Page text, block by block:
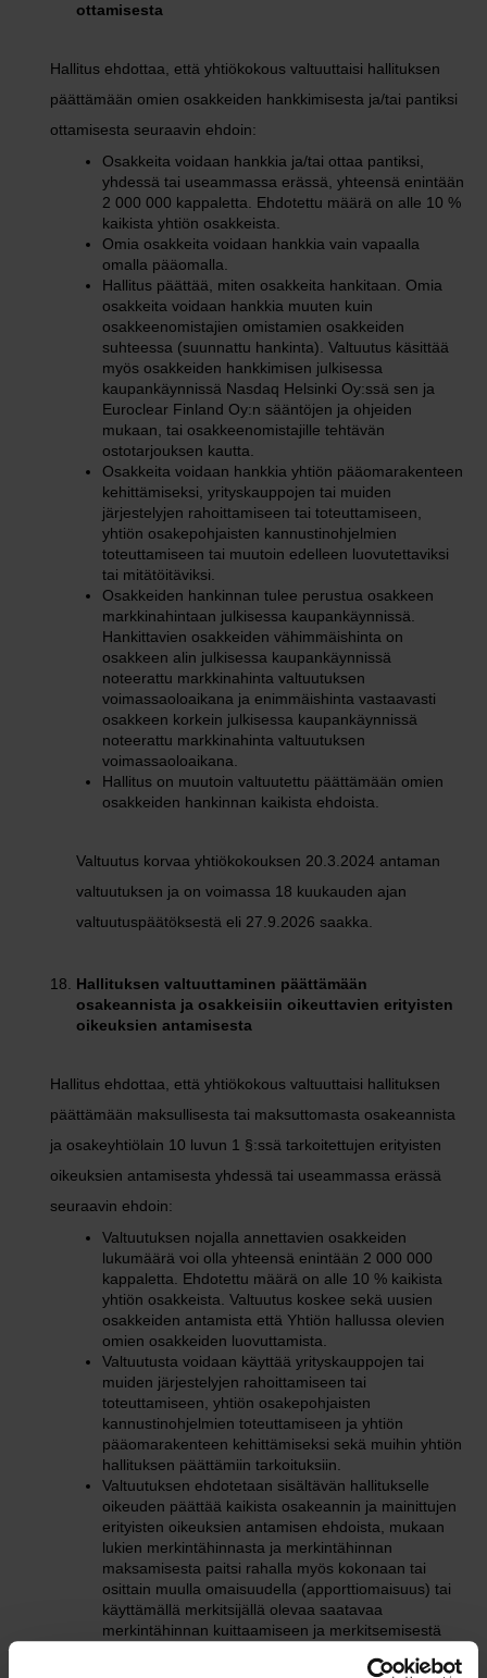
ottamisesta
Hallitus ehdottaa, että yhtiökokous valtuuttaisi hallituksen
päättämään omien osakkeiden hankkimisesta ja/tai pantiksi
ottamisesta seuraavin ehdoin:
Osakkeita voidaan hankkia ja/tai ottaa pantiksi,
yhdessä tai useammassa erässä, yhteensä enintään
2 000 000 kappaletta. Ehdotettu määrä on alle 10 %
kaikista yhtiön osakkeista.
Omia osakkeita voidaan hankkia vain vapaalla
omalla pääomalla.
Hallitus päättää, miten osakkeita hankitaan. Omia
osakkeita voidaan hankkia muuten kuin
osakkeenomistajien omistamien osakkeiden
suhteessa (suunnattu hankinta). Valtuutus käsittää
myös osakkeiden hankkimisen julkisessa
kaupankäynnissä Nasdaq Helsinki Oy:ssä sen ja
Euroclear Finland Oy:n sääntöjen ja ohjeiden
mukaan, tai osakkeenomistajille tehtävän
ostotarjouksen kautta.
Osakkeita voidaan hankkia yhtiön pääomarakenteen
kehittämiseksi, yrityskauppojen tai muiden
järjestelyjen rahoittamiseen tai toteuttamiseen,
yhtiön osakepohjaisten kannustinohjelmien
toteuttamiseen tai muutoin edelleen luovutettaviksi
tai mitätöitäviksi.
Osakkeiden hankinnan tulee perustua osakkeen
markkinahintaan julkisessa kaupankäynnissä.
Hankittavien osakkeiden vähimmäishinta on
osakkeen alin julkisessa kaupankäynnissä
noteerattu markkinahinta valtuutuksen
voimassaoloaikana ja enimmäishinta vastaavasti
osakkeen korkein julkisessa kaupankäynnissä
noteerattu markkinahinta valtuutuksen
voimassaoloaikana.
Hallitus on muutoin valtuutettu päättämään omien
osakkeiden hankinnan kaikista ehdoista.
Valtuutus korvaa yhtiökokouksen 20.3.2024 antaman
valtuutuksen ja on voimassa 18 kuukauden ajan
valtuutuspäätöksestä eli 27.9.2026 saakka.
Hallituksen valtuuttaminen päättämään
osakeannista ja osakkeisiin oikeuttavien erityisten
oikeuksien antamisesta
Hallitus ehdottaa, että yhtiökokous valtuuttaisi hallituksen
päättämään maksullisesta tai maksuttomasta osakeannista
ja osakeyhtiölain 10 luvun 1 §:ssä tarkoitettujen erityisten
oikeuksien antamisesta yhdessä tai useammassa erässä
seuraavin ehdoin:
Valtuutuksen nojalla annettavien osakkeiden
lukumäärä voi olla yhteensä enintään 2 000 000
kappaletta. Ehdotettu määrä on alle 10 % kaikista
yhtiön osakkeista. Valtuutus koskee sekä uusien
osakkeiden antamista että Yhtiön hallussa olevien
omien osakkeiden luovuttamista.
Valtuutusta voidaan käyttää yrityskauppojen tai
muiden järjestelyjen rahoittamiseen tai
toteuttamiseen, yhtiön osakepohjaisten
kannustinohjelmien toteuttamiseen ja yhtiön
pääomarakenteen kehittämiseksi sekä muihin yhtiön
hallituksen päättämiin tarkoituksiin.
Valtuutuksen ehdotetaan sisältävän hallitukselle
oikeuden päättää kaikista osakeannin ja mainittujen
erityisten oikeuksien antamisen ehdoista, mukaan
lukien merkintähinnasta ja merkintähinnan
maksamisesta paitsi rahalla myös kokonaan tai
osittain muulla omaisuudella (apporttiomaisuus) tai
käyttämällä merkitsijällä olevaa saatavaa
merkintähinnan kuittaamiseen ja merkitsemisestä